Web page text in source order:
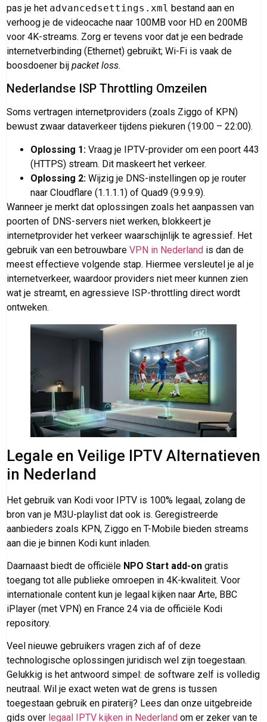
pas je het advancedsettings.xml bestand aan en
verhoog je de videocache naar 100MB voor HD en 200MB
voor 4K-streams. Zorg er tevens voor dat je een bedrade
internetverbinding (Ethernet) gebruikt; Wi-Fi is vaak de
boosdoener bij packet loss.
Nederlandse ISP Throttling Omzeilen
Soms vertragen internetproviders (zoals Ziggo of KPN)
bewust zwaar dataverkeer tijdens piekuren (19:00 – 22:00).
Oplossing 1: Vraag je IPTV-provider om een poort 443
(HTTPS) stream. Dit maskeert het verkeer.
Oplossing 2: Wijzig je DNS-instellingen op je router
naar Cloudflare (1.1.1.1) of Quad9 (9.9.9.9).
Wanneer je merkt dat oplossingen zoals het aanpassen van
poorten of DNS-servers niet werken, blokkeert je
internetprovider het verkeer waarschijnlijk te agressief. Het
gebruik van een betrouwbare VPN in Nederland is dan de
meest effectieve volgende stap. Hiermee versleutel je al je
internetverkeer, waardoor providers niet meer kunnen zien
wat je streamt, en agressieve ISP-throttling direct wordt
ontweken.
Legale en Veilige IPTV Alternatieven
in Nederland
Het gebruik van Kodi voor IPTV is 100% legaal, zolang de
bron van je M3U-playlist dat ook is. Geregistreerde
aanbieders zoals KPN, Ziggo en T-Mobile bieden streams
aan die je binnen Kodi kunt inladen.
Daarnaast biedt de officiële NPO Start add-on gratis
toegang tot alle publieke omroepen in 4K-kwaliteit. Voor
internationale content kun je legaal kijken naar Arte, BBC
iPlayer (met VPN) en France 24 via de officiële Kodi
repository.
Veel nieuwe gebruikers vragen zich af of deze
technologische oplossingen juridisch wel zijn toegestaan.
Gelukkig is het antwoord simpel: de software zelf is volledig
neutraal. Wil je exact weten wat de grens is tussen
toegestaan gebruik en piraterij? Lees dan onze uitgebreide
gids over legaal IPTV kijken in Nederland om er zeker van te